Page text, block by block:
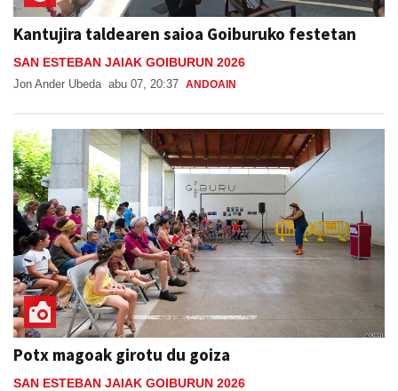
Kantujira taldearen saioa Goiburuko festetan
SAN ESTEBAN JAIAK GOIBURUN 2026
Jon Ander Ubeda abu 07, 20:37 ANDOAIN
Potx magoak girotu du goiza
SAN ESTEBAN JAIAK GOIBURUN 2026